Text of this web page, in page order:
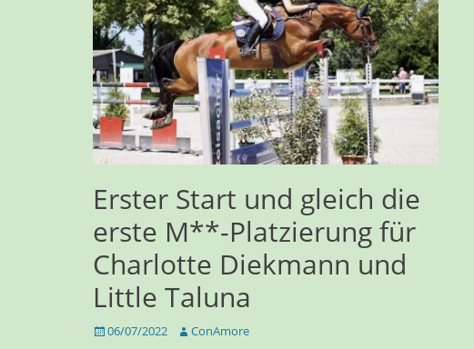
Erster Start und gleich die
erste M**-Platzierung für
Charlotte Diekmann und
Little Taluna
Veröffentlicht
06/07/2022 AutorConAmore